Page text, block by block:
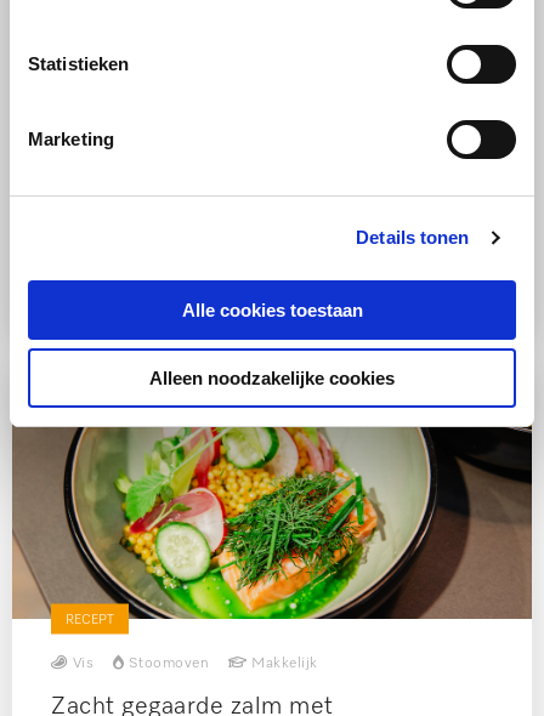
Statistieken
Marketing
Details tonen
Alle cookies toestaan
Alleen noodzakelijke cookies
RECEPT
Rijst Combi-stoomoven Makkelijk
RECEPT
Vis Stoomoven Makkelijk
Zacht gegaarde zalm met